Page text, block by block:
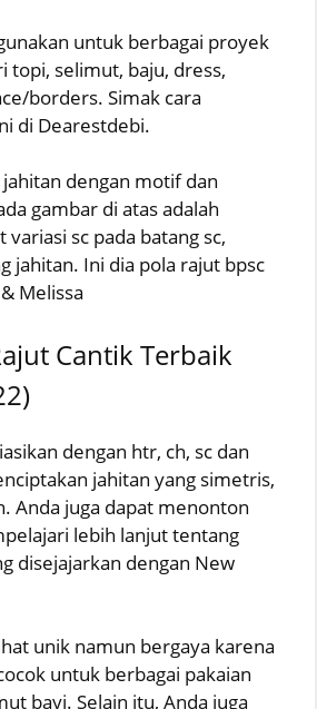
untuk berbagai proyek
topi, selimut, baju, dress,
borders. Simak cara
di Dearestdebi.
dengan motif dan
gambar di atas adalah
sc pada batang sc,
jahitan. Ini dia pola rajut bpsc
Melissa
Cantik Terbaik
dengan htr, ch, sc dan
jahitan yang simetris,
Anda juga dapat menonton
lebih lanjut tentang
disejajarkan dengan New
unik namun bergaya karena
untuk berbagai pakaian
bayi. Selain itu, Anda juga